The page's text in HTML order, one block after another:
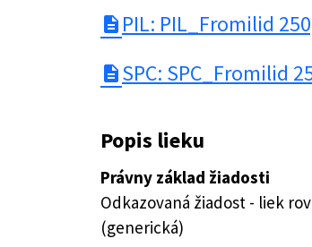
description PIL: PIL_Fromilid
description SPC: SPC_Fromilid
Popis lieku
Právny základ žiadosti
Odkazovaná žiadost - liek
(generická)